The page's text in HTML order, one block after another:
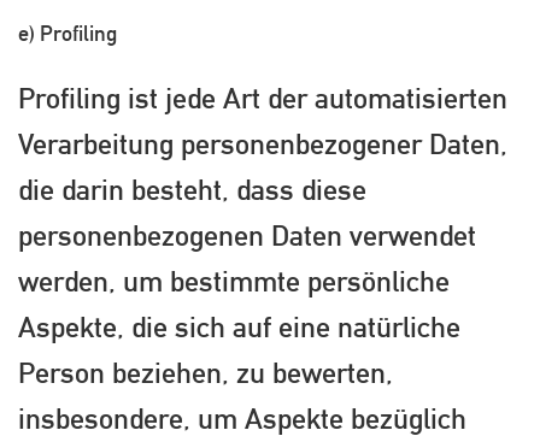
e) Profiling
Profiling ist jede Art der automatisierten
Verarbeitung personenbezogener Daten,
die darin besteht, dass diese
personenbezogenen Daten verwendet
werden, um bestimmte persönliche
Aspekte, die sich auf eine natürliche
Person beziehen, zu bewerten,
insbesondere, um Aspekte bezüglich